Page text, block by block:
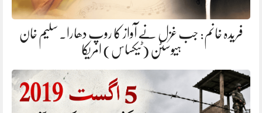
فریدہ خانم: جب غزل نے آواز کا روپ دھارا. سلیم خان
ہیوسٹن (ٹیکساس) امریکا